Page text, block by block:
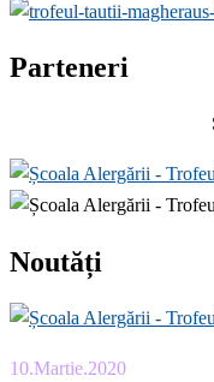
Parteneri
Noutăți
10.Martie.2020